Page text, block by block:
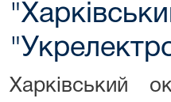
Харківський